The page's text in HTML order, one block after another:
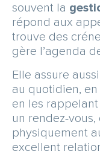
souvent la
répond aux
trouve des
gère l’agenda
Elle assure
au quotidien,
en les
un rendez-
physiquement
excellent